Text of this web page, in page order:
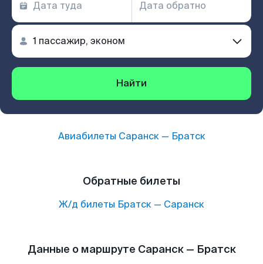
Найти
Авиабилеты Саранск— Братск
Обратные билеты
Ж/д билеты Братск — Саранск
Данные о маршруте Саранск — Братск